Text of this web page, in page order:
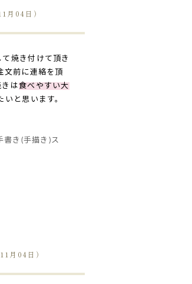
月04日）
焼き付けて頂き
文前に連絡を頂
きは食べやすい大
と思います。
書き(手描き)ス
月04日）